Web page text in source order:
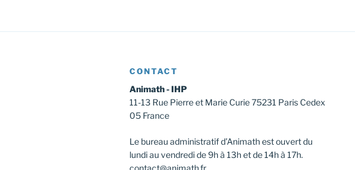
CONTACT
Animath - IHP
11-13 Rue Pierre et Marie Curie 75231 Paris Cedex
05 France
Le bureau administratif d’Animath est ouvert du
lundi au vendredi de 9h à 13h et de 14h à 17h.
contact@animath.fr